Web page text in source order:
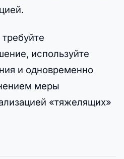
используйте
и одновременно
меры
«тяжелящих»